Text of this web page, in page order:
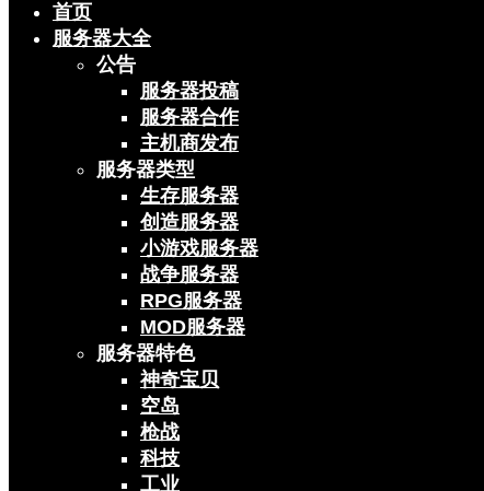
首页
服务器大全
公告
服务器投稿
服务器合作
主机商发布
服务器类型
生存服务器
创造服务器
小游戏服务器
战争服务器
RPG服务器
MOD服务器
服务器特色
神奇宝贝
空岛
枪战
科技
工业